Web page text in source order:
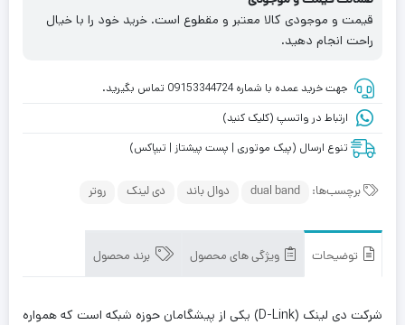
قیمت و موجودی کالا معتبر و مقطوع است. خرید خود را با خیال
راحت انجام دهید.
جهت خرید عمده با شماره 09153344724 تماس بگیرید.
ارتباط در واتسپ (کلیک کنید)
تنوع ارسال (پیک موتوری | پست پیشتاز | تیپاکس)
برچسب‌ها: dual band دوال باند دی لینک روتر
توضیحات ویژگی های محصول برند محصول
شرکت دی لینک (D-Link) یکی از پیشگامان حوزه شبکه است که همواره